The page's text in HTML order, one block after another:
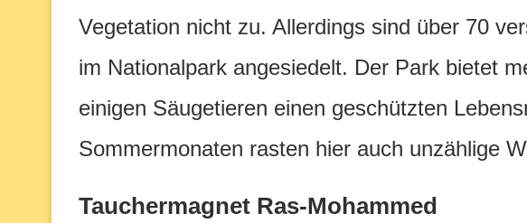
Vegetation nicht zu. Allerdings sind über 70
im Nationalpark angesiedelt. Der Park bietet
einigen Säugetieren einen geschützten
Sommermonaten rasten hier auch unzählige
Tauchermagnet Ras-Mohammed